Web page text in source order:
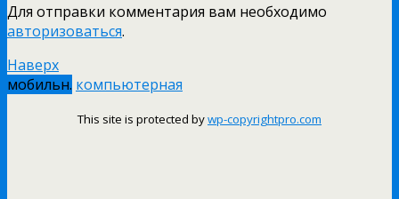
Для отправки комментария вам необходимо
авторизоваться.
Наверх
мобильн. компьютерная
This site is protected bywp-copyrightpro.com